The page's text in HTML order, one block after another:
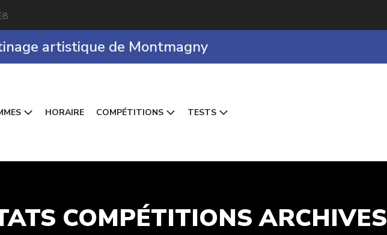
artistique de Montmagny
HORAIRE COMPÉTITIONS TESTS
COMPÉTITIONS ARCHIVES